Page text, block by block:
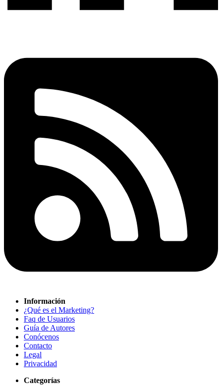
Información
¿Qué es el Marketing?
Faq de Usuarios
Guía de Autores
Conócenos
Contacto
Legal
Privacidad
Categorías